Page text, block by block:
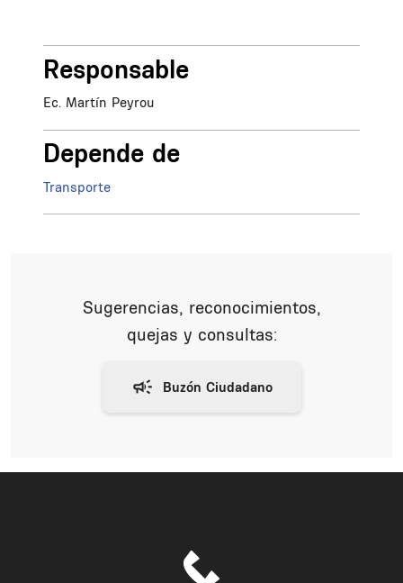
Responsable
Ec. Martín Peyrou
Depende de
Transporte
Sugerencias, reconocimientos,
quejas y consultas: